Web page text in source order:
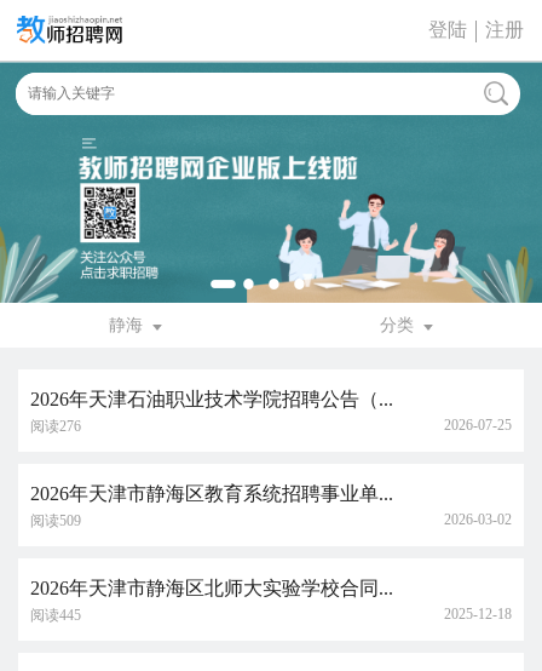
登陆 注册
静海 分类
2026年天津石油职业技术学院招聘公告（...
阅读276 2026-07-25
2026年天津市静海区教育系统招聘事业单...
阅读509 2026-03-02
2026年天津市静海区北师大实验学校合同...
阅读445 2025-12-18